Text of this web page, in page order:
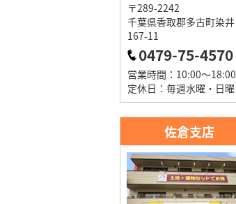
〒289-2242
千葉県香取郡多古町染井
167-11
0479-75-4570
営業時間：10:00～18:00
定休日：毎週水曜・日曜
佐倉支店